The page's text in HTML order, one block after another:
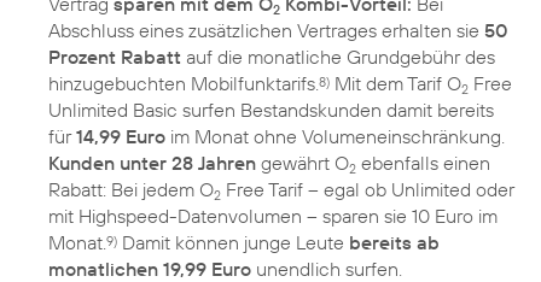
2
Abschluss eines zusätzlichen Vertrages erhalten sie 50
Prozent Rabatt auf die monatliche Grundgebühr des
hinzugebuchten Mobilfunktarifs. 8) Mit dem Tarif O2 Free
Unlimited Basic surfen Bestandskunden damit bereits
für14,99 Euro im Monat ohne Volumeneinschränkung.
Kunden unter 28 Jahren gewährt O2 ebenfalls einen
Rabatt: Bei jedem O2 Free Tarif – egal ob Unlimited oder
mit Highspeed-Datenvolumen – sparen sie 10 Euro im
Monat. 9) Damit können junge Leute bereits ab
monatlichen 19,99 Euro unendlich surfen.